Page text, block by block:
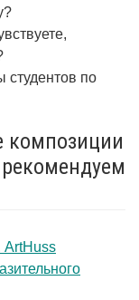
студентов по
композиции
ArtHuss